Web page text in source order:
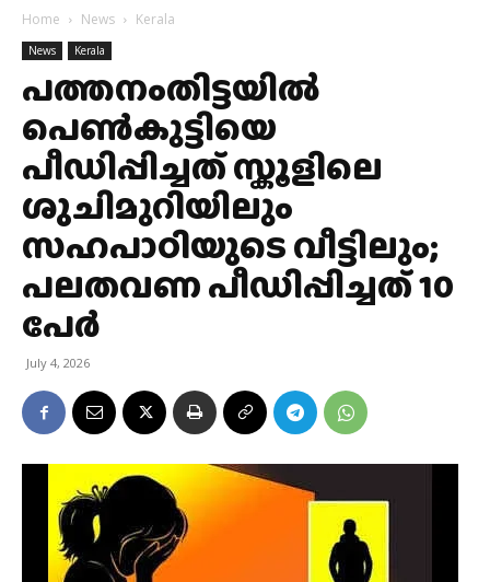
Home News Kerala
News Kerala
പത്തനംതിട്ടയിൽ
പെണ്‍കുട്ടിയെ
പീഡിപ്പിച്ചത് സ്കൂളിലെ
ശുചിമുറിയിലും
സഹപാഠിയുടെ വീട്ടിലും;
പലതവണ പീഡിപ്പിച്ചത് 10
പേർ
July 4, 2026